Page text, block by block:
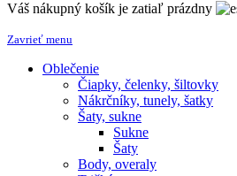
Váš nákupný košík je zatiaľ prázdny
Zavrieť menu
Oblečenie
Čiapky, čelenky, šiltovky
Nákrčníky, tunely, šatky
Šaty, sukne
Sukne
Šaty
Body, overaly